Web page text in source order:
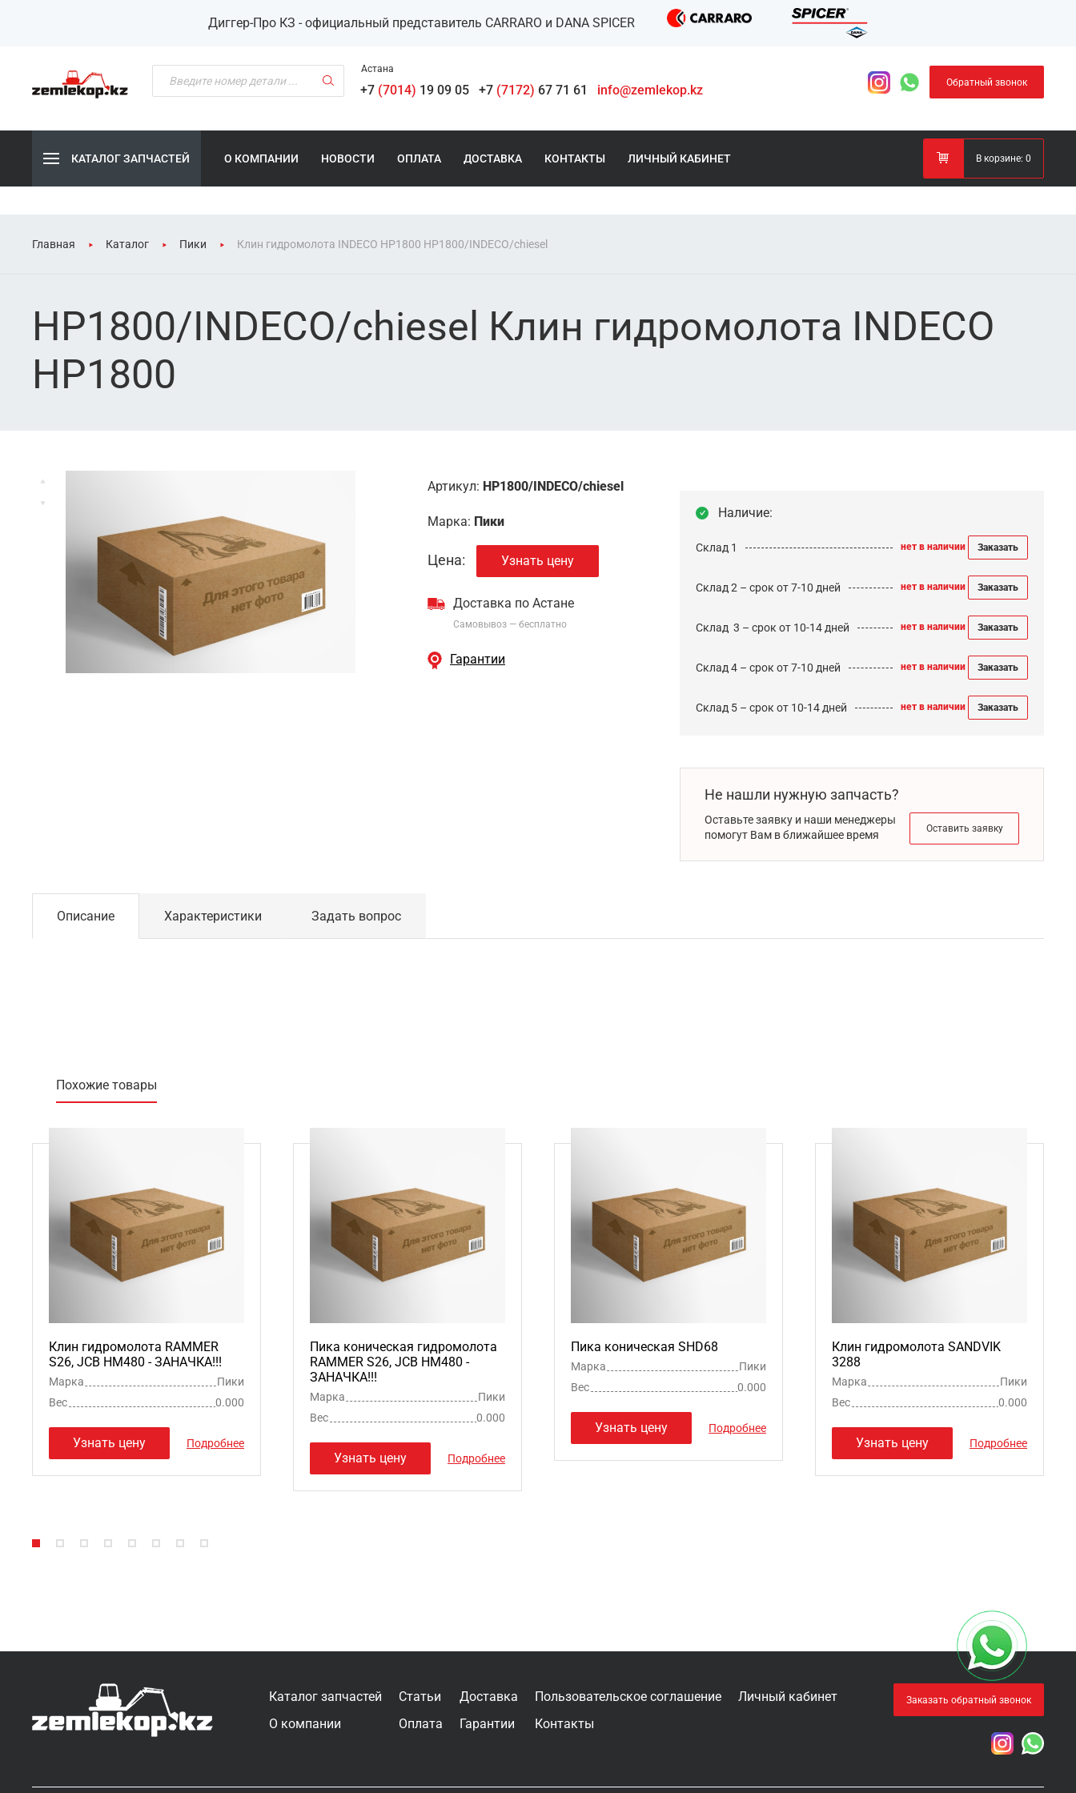
Диггер-Про КЗ - официальный представитель CARRARO и DANA SPICER
Астана
+7 (7014) 19 09 05 +7 (7172) 67 71 61 info@zemlekop.kz Обратный звонок
КАТАЛОГ ЗАПЧАСТЕЙ О КОМПАНИИ НОВОСТИ ОПЛАТА ДОСТАВКА КОНТАКТЫ ЛИЧНЫЙ КАБИНЕТ В корзине: 0
Главная Каталог Пики Клин гидромолота INDECO HP1800 HP1800/INDECO/chiesel
HP1800/INDECO/chiesel Клин гидромолота INDECO
HP1800
Артикул: HP1800/INDECO/chiesel
Марка: Пики
Цена: Узнать цену
Доставка по Астане
Самовывоз — бесплатно
Гарантии
Наличие:
Склад 1 нет в наличии Заказать
Склад 2 – срок от 7-10 дней нет в наличии Заказать
Cклад 3 – срок от 10-14 дней нет в наличии Заказать
Склад 4 – срок от 7-10 дней нет в наличии Заказать
Склад 5 – срок от 10-14 дней нет в наличии Заказать
Не нашли нужную запчасть?
Оставьте заявку и наши менеджеры
помогут Вам в ближайшее время
Оставить заявку
Описание Характеристики Задать вопрос
Похожие товары
Клин гидромолота RAMMER
S26, JCB HM480 - ЗАНАЧКА!!!
Марка
Пики
Вес
0.000
Узнать цену Подробнее
Пика коническая гидромолота
RAMMER S26, JCB HM480 -
ЗАНАЧКА!!!
Марка
Пики
Вес
0.000
Узнать цену Подробнее
Пика коническая SHD68
Марка
Пики
Вес
0.000
Узнать цену Подробнее
Клин гидромолота SANDVIK
3288
Марка
Пики
Вес
0.000
Узнать цену Подробнее
Каталог запчастей
О компании
Статьи
Оплата
Доставка
Гарантии
Пользовательское соглашение
Контакты
Личный кабинет Заказать обратный звонок